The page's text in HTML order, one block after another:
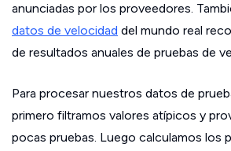
anunciadas por los proveedores.
datos de velocidad del mundo real
de resultados anuales de pruebas de
Para procesar nuestros datos de
primero filtramos valores atípicos y
pocas pruebas. Luego calculamos los